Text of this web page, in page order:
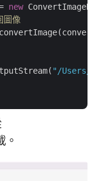
new
圖像
"/Users/
。